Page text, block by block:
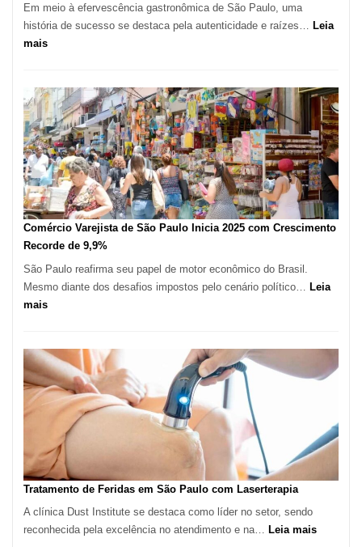
Segundo
Fundação
Seade
Em meio à efervescência gastronômica de São Paulo, uma
história de sucesso se destaca pela autenticidade e raízes…
Leia
mais:
R$
1,7
Milhão
com
Restaurante
em
São
Paulo
Comércio Varejista de São Paulo Inicia 2025 com Crescimento
Recorde de 9,9%
São Paulo reafirma seu papel de motor econômico do Brasil.
Mesmo diante dos desafios impostos pelo cenário político… Leia
mais:
de
São
Paulo
Inicia
2025
com
Crescimento
Recorde
9,9%
Tratamento de Feridas em São Paulo com Laserterapia
A clínica Dust Institute se destaca como líder no setor, sendo
reconhecida pela excelência no atendimento e na… Leia mais: